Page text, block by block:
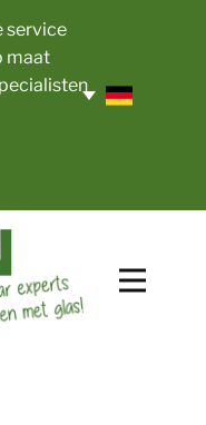
service
maat